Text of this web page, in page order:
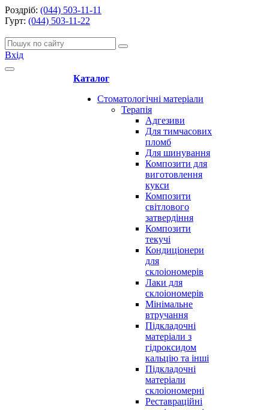
Роздріб: (044) 503-11-11
Гурт: (044) 503-11-22
Вхід
Каталог
Стоматологічні матеріали
Терапія
Адгезиви
Для тимчасових
пломб
Для шинування
Композити для
виготовлення
кукси
Композити
світлового
затвердіння
Композити
текучі
Кондиціонери
для
склоіономерів
Лаки для
склоіономерів
Мінімальне
втручання
Підкладочні
матеріали з
гідроксидом
кальцію та інші
Підкладочні
матеріали
склоіономерні
Реставраційні